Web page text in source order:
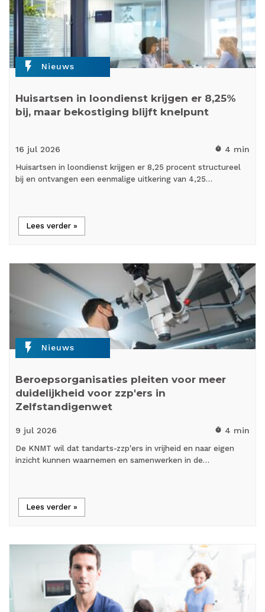
flash_on Nieuws
Huisartsen in loondienst krijgen er 8,25%
bij, maar bekostiging blijft knelpunt
16 jul 2026 timer 4 min
Huisartsen in loondienst krijgen er 8,25 procent structureel
bij en ontvangen een eenmalige uitkering van 4,25…
Lees verder »
flash_on Nieuws
Beroepsorganisaties pleiten voor meer
duidelijkheid voor zzp'ers in
Zelfstandigenwet
9 jul 2026 timer 4 min
De KNMT wil dat tandarts-zzp'ers in vrijheid en naar eigen
inzicht kunnen waarnemen en samenwerken in de…
Lees verder »